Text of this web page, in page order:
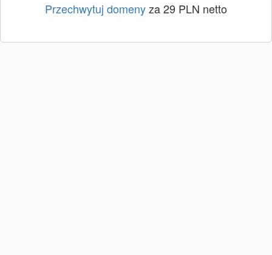
Przechwytuj domenyza 29 PLN netto